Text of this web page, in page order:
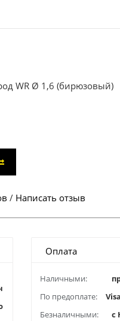
WR Ø 1,6 (бирюзовый)
/ Написать отзыв
Оплата
Наличными:
По предоплате:
Безналичными:
с